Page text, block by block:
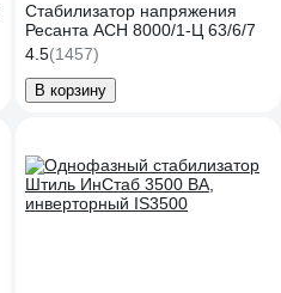
Стабилизатор напряжения
Ресанта АСН 8000/1-Ц 63/6/7
4.5(1457)
В корзину